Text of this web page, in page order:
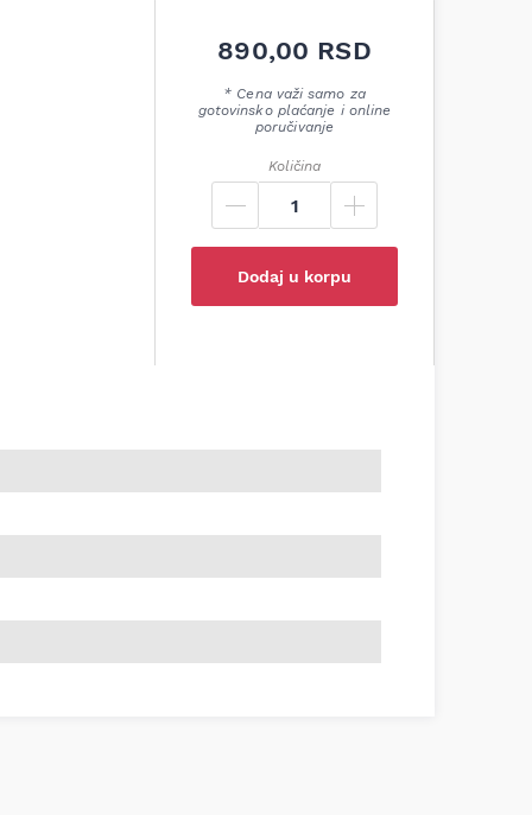
890,00 RSD
* Cena važi samo za
gotovinsko plaćanje i online
poručivanje
Količina
Dodaj u korpu